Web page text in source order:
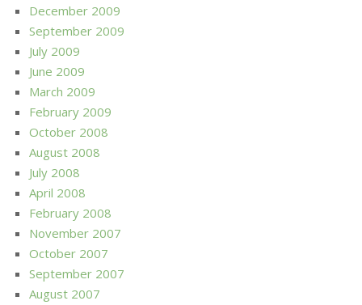
December 2009
September 2009
July 2009
June 2009
March 2009
February 2009
October 2008
August 2008
July 2008
April 2008
February 2008
November 2007
October 2007
September 2007
August 2007